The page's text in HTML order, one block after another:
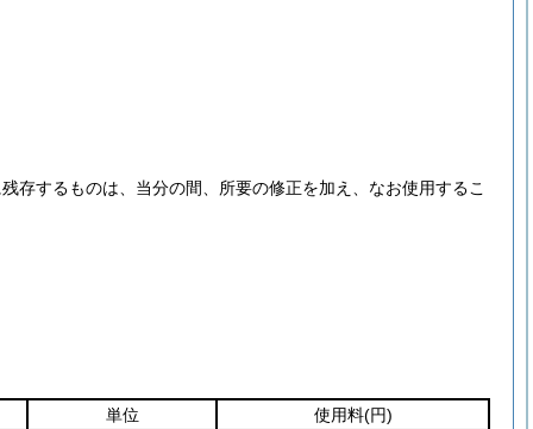
存するものは、当分の間、所要の修正を加え、なお使用するこ
単位 使用料(円)